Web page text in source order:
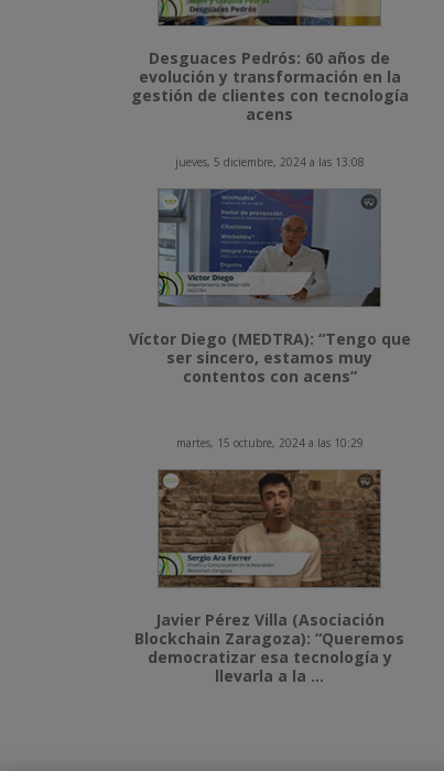
Desguaces Pedrós: 60 años de
evolución y transformación en la
gestión de clientes con tecnología
acens
jueves, 5 diciembre, 2024 a las 13:08
Víctor Diego (MEDTRA): “Tengo que
ser sincero, estamos muy
contentos con acens”
martes, 15 octubre, 2024 a las 10:29
Javier Pérez Villa (Asociación
Blockchain Zaragoza): “Queremos
democratizar esa tecnología y
llevarla a la ...